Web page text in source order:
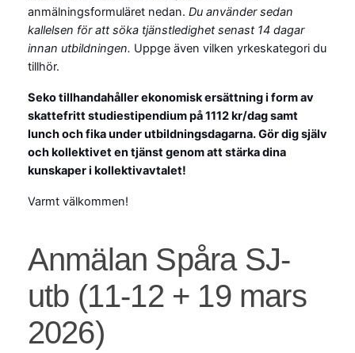
anmälningsformuläret nedan. Du använder sedan
kallelsen för att söka tjänstledighet senast 14 dagar
innan utbildningen. Uppge även vilken yrkeskategori du
tillhör.
Seko tillhandahåller ekonomisk ersättning i form av
skattefritt studiestipendium på 1112 kr/dag samt
lunch och fika under utbildningsdagarna. Gör dig själv
och kollektivet en tjänst genom att stärka dina
kunskaper i kollektivavtalet!
Varmt välkommen!
Anmälan
Spåra
SJ-
utb
Anmälan Spåra SJ-
utb (11-12 + 19 mars
2026)